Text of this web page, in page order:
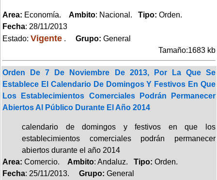
Area: Economía. Ambito: Nacional. Tipo: Orden.
Fecha: 28/11/2013
Estado: Vigente . Grupo: General
Tamaño:1683 kb
Orden De 7 De Noviembre De 2013, Por La Que Se
Establece El Calendario De Domingos Y Festivos En Que
Los Establecimientos Comerciales Podrán Permanecer
Abiertos Al Público Durante El Año 2014
calendario de domingos y festivos en que los
establecimientos comerciales podrán permanecer
abiertos durante el año 2014
Area: Comercio. Ambito: Andaluz. Tipo: Orden.
Fecha: 25/11/2013. Grupo: General